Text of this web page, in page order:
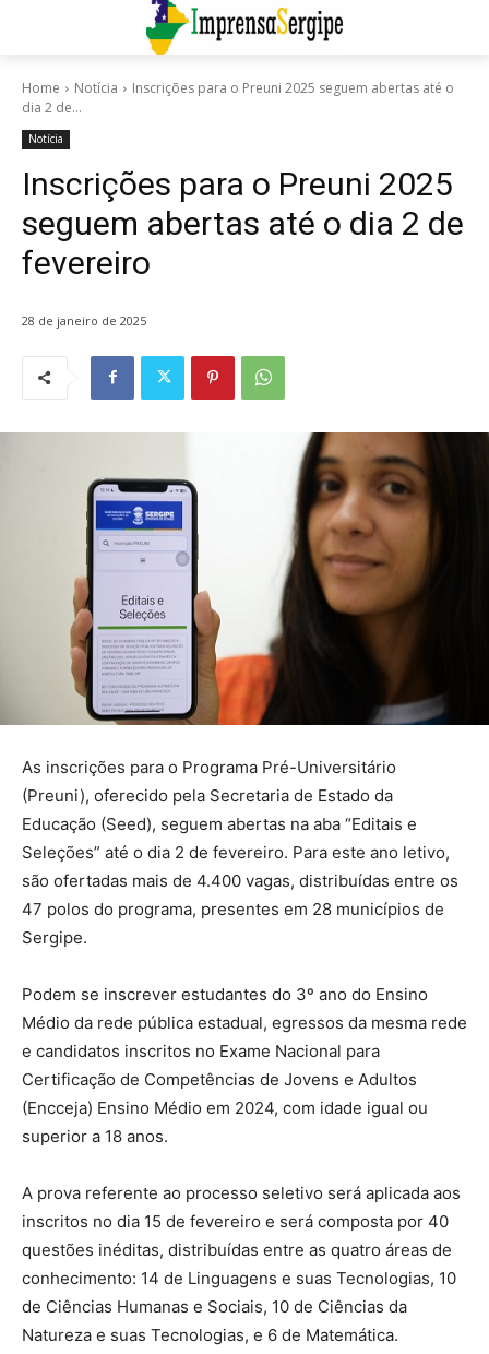
Home Notícia
Inscrições para o Preuni 2025 seguem abertas até o
dia 2 de...
Notícia
Inscrições para o Preuni 2025
seguem abertas até o dia 2 de
fevereiro
28 de janeiro de 2025
As inscrições para o Programa Pré-Universitário
(Preuni), oferecido pela Secretaria de Estado da
Educação (Seed), seguem abertas na aba “Editais e
Seleções” até o dia 2 de fevereiro. Para este ano letivo,
são ofertadas mais de 4.400 vagas, distribuídas entre os
47 polos do programa, presentes em 28 municípios de
Sergipe.
Podem se inscrever estudantes do 3º ano do Ensino
Médio da rede pública estadual, egressos da mesma rede
e candidatos inscritos no Exame Nacional para
Certificação de Competências de Jovens e Adultos
(Encceja) Ensino Médio em 2024, com idade igual ou
superior a 18 anos.
A prova referente ao processo seletivo será aplicada aos
inscritos no dia 15 de fevereiro e será composta por 40
questões inéditas, distribuídas entre as quatro áreas de
conhecimento: 14 de Linguagens e suas Tecnologias, 10
de Ciências Humanas e Sociais, 10 de Ciências da
Natureza e suas Tecnologias, e 6 de Matemática.